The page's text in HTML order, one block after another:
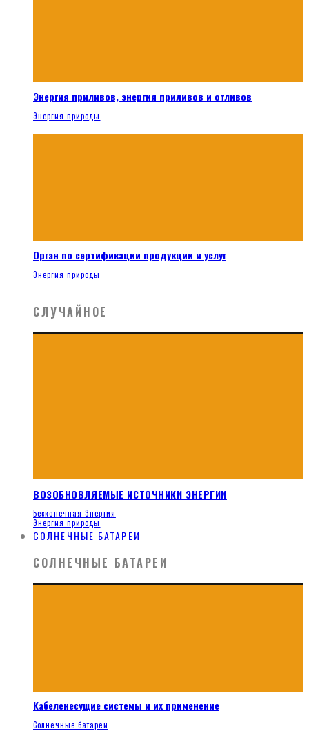
Энергия приливов, энергия приливов и отливов
Энергия природы
Орган по сертификации продукции и услуг
Энергия природы
СЛУЧАЙНОЕ
ВОЗОБНОВЛЯЕМЫЕ ИСТОЧНИКИ ЭНЕРГИИ
Бесконечная Энергия
Энергия природы
СОЛНЕЧНЫЕ БАТАРЕИ
СОЛНЕЧНЫЕ БАТАРЕИ
Кабеленесущие системы и их применение
Солнечные батареи